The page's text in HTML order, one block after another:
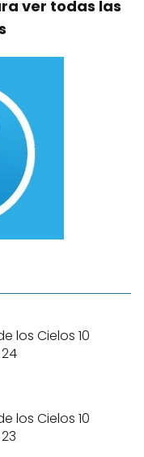
ver todas las
los Cielos 10
los Cielos 10